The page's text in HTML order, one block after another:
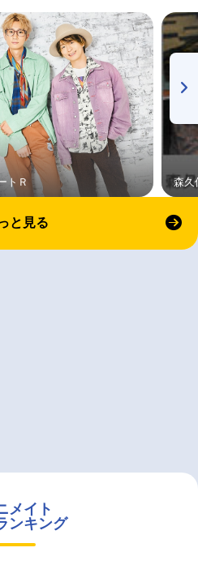
トＲ 森久
と見る
メイト
ンキング